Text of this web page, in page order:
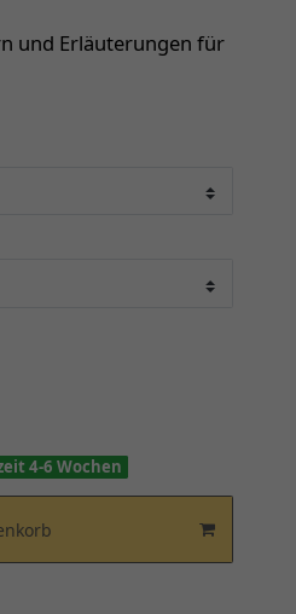
und Erläuterungen für
4-6 Wochen